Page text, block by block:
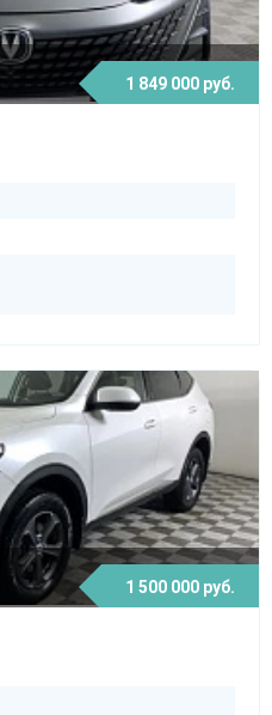
1 849 000 руб.
1 500 000 руб.